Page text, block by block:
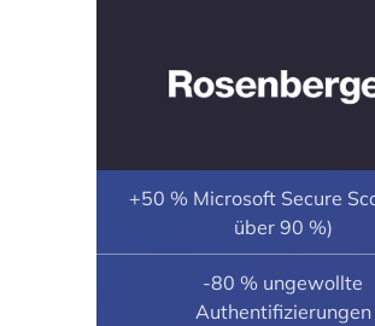
+50 % Microsoft Secure
über 90 %)
-80 % ungewollte
Authentifizierungen